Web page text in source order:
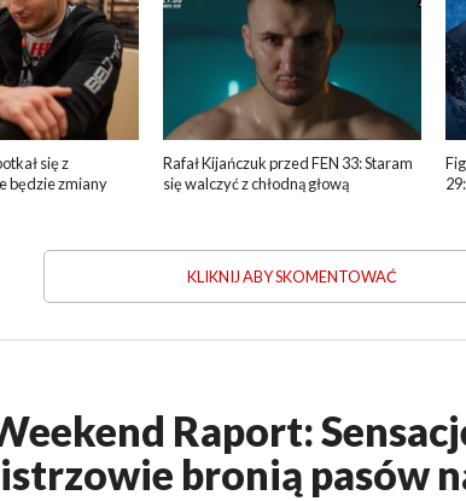
się z
będzie zmiany
Rafał Kijańczuk przed FEN 33: Staram
się walczyć z chłodną głową
KLIKNIJ ABY SKOMENTOWAĆ
Raport:
bronią pasów